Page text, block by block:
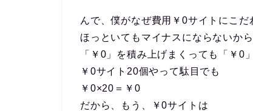
んで、僕がなぜ費用￥0サイトにこだ
ほっといてもマイナスにならないから
「￥0」を積み上げまくっても「￥0」
￥0サイト20個やって駄目でも
￥0×20＝￥0
だから、もう、￥0サイトは